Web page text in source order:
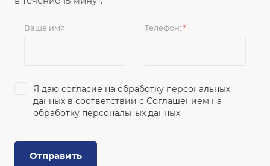
Ваше имя: Телефон: *
Я даю согласие на обработку персональных
данных в соответствии с Соглашением на
обработку персональных данных
Отправить